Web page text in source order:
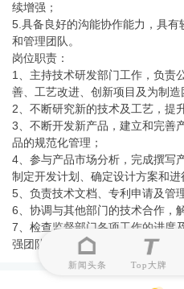
续增强；
5.具备良好的沟能协作能力，具
和管理团队。
岗位职责：
1、主持技术研发部门工作，负责
善、工艺改进、创新项目及为制
2、不断研究新的技术及工艺，提
3、不断开发新产品，建立和完善
品的规范化管理；
4、参与产品市场分析，完成撰写
制定开发计划、确定设计方案和进
5、负责技术文档、专利申请及管
6、协调与其他部门的技术合作，
7、检查监督部门各项工作的进度
强团队建设，做好团队激励和管理
新闻头条 Top大牌